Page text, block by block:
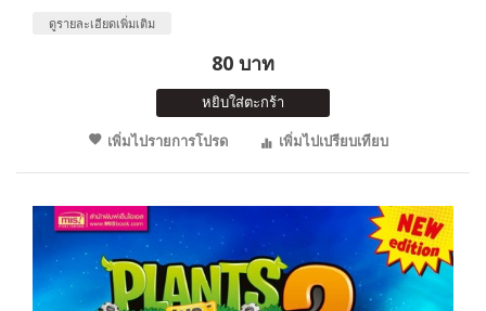
ดูรายละเอียดเพิ่มเติม
80 บาท
หยิบใส่ตะกร้า
เพิ่มไปรายการโปรด
เพิ่มไปเปรียบเทียบ